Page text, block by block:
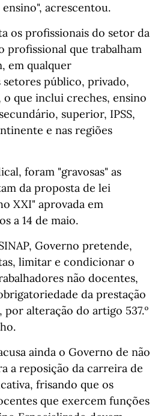
acrescentou.
os profissionais do setor da
profissional que trabalham
em qualquer
público, privado,
que inclui creches, ensino
superior, IPSS,
e nas regiões
foram "gravosas" as
da proposta de lei
XXI" aprovada em
a 14 de maio.
Governo pretende,
limitar e condicionar o
não docentes,
da prestação
alteração do artigo 537.º
ainda o Governo de não
a reposição da carreira de
frisando que os
que exercem funções